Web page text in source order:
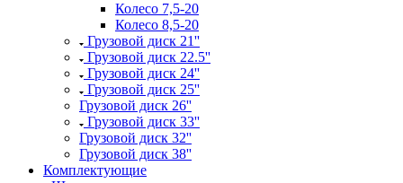
Колесо 7,5-20
Колесо 8,5-20
Грузовой диск 21''
Грузовой диск 22.5''
Грузовой диск 24''
Грузовой диск 25''
Грузовой диск 26''
Грузовой диск 33''
Грузовой диск 32''
Грузовой диск 38''
Комплектующие